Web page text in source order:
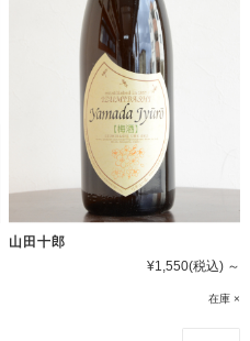
山田十郎
¥1,550(税込) ～
在庫 ×